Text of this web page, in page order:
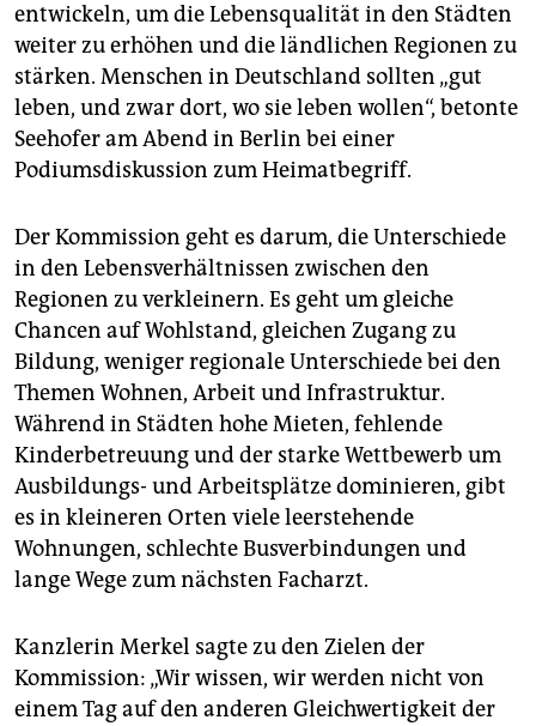
entwickeln, um die Lebensqualität in den Städten
weiter zu erhöhen und die ländlichen Regionen zu
stärken. Menschen in Deutschland sollten „gut
leben, und zwar dort, wo sie leben wollen“, betonte
Seehofer am Abend in Berlin bei einer
Podiumsdiskussion zum Heimatbegriff.
Der Kommission geht es darum, die Unterschiede
in den Lebensverhältnissen zwischen den
Regionen zu verkleinern. Es geht um gleiche
Chancen auf Wohlstand, gleichen Zugang zu
Bildung, weniger regionale Unterschiede bei den
Themen Wohnen, Arbeit und Infrastruktur.
Während in Städten hohe Mieten, fehlende
Kinderbetreuung und der starke Wettbewerb um
Ausbildungs- und Arbeitsplätze dominieren, gibt
es in kleineren Orten viele leerstehende
Wohnungen, schlechte Busverbindungen und
lange Wege zum nächsten Facharzt.
Kanzlerin Merkel sagte zu den Zielen der
Kommission: „Wir wissen, wir werden nicht von
einem Tag auf den anderen Gleichwertigkeit der